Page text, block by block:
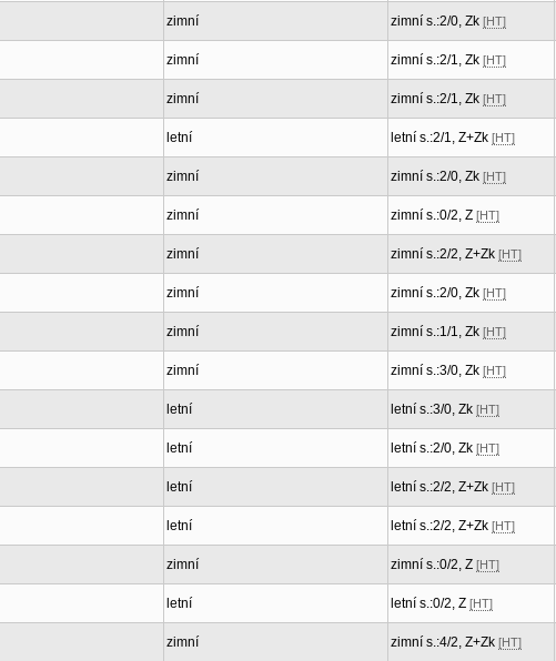
zimní zimní s.:2/0, Zk [HT]
zimní zimní s.:2/1, Zk [HT]
zimní zimní s.:2/1, Zk [HT]
letní letní s.:2/1, Z+Zk [HT]
zimní zimní s.:2/0, Zk [HT]
zimní zimní s.:0/2, Z [HT]
zimní zimní s.:2/2, Z+Zk [HT]
zimní zimní s.:2/0, Zk [HT]
zimní zimní s.:1/1, Zk [HT]
zimní zimní s.:3/0, Zk [HT]
letní letní s.:3/0, Zk [HT]
letní letní s.:2/0, Zk [HT]
letní letní s.:2/2, Z+Zk [HT]
letní letní s.:2/2, Z+Zk [HT]
zimní zimní s.:0/2, Z [HT]
letní letní s.:0/2, Z [HT]
zimní zimní s.:4/2, Z+Zk [HT]